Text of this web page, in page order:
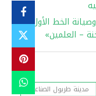
الخط الأول
– العلمين»
مدينة طربول الصناعية